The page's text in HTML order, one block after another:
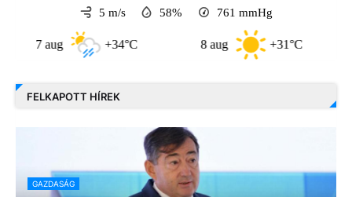
5 m/s 58% 761 mmHg
+34°C +31°C
FELKAPOTT HÍREK
GAZDASÁG